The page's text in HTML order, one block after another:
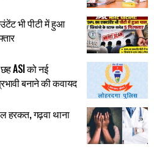
भी पीटी में हुआ
ASI को नई
बनाने की कवायद
हरकत, गढ़वा थाना